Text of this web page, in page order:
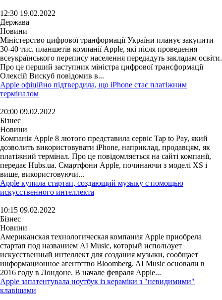
12:30 19.02.2022
Держава
Новини
Міністерство цифрової транформації України планує закупити
30-40 тис. планшетів компанії Apple, які після проведення
всеукраїнського перепису населення передадуть закладам освіти.
Про це перший заступник міністра цифрової трансформації
Олексій Вискуб повідомив в...
Apple офіційно підтвердила, що iPhone стає платіжним
терміналом
20:00 09.02.2022
Бізнес
Новини
Компанія Apple 8 лютого представила сервіс Tap to Pay, який
дозволить використовувати iPhone, наприклад, продавцям, як
платіжний термінал. Про це повідомляється на сайті компанії,
передає Hubs.ua. Смартфони Apple, починаючи з моделі XS і
вище, використовуючи...
Apple купила стартап, создающий музыку с помощью
искусственного интеллекта
10:15 09.02.2022
Бізнес
Новини
Американская технологическая компания Apple приобрела
стартап под названием AI Music, который использует
искусственный интеллект для создания музыки, сообщает
информационное агентство Bloomberg. AI Music основали в
2016 году в Лондоне. В начале февраля Apple...
Apple запатентувала ноутбук із кераміки з "невидимими"
клавішами